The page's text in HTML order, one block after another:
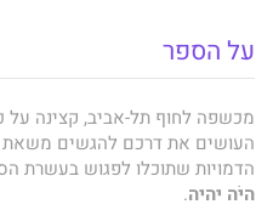
על הספר
מכשפה לחוף תל-אביב, קצינה על
העושים את דרכם להגשים
הדמויות שתוכלו לפגוש בעשרת
היֹה יהיה.